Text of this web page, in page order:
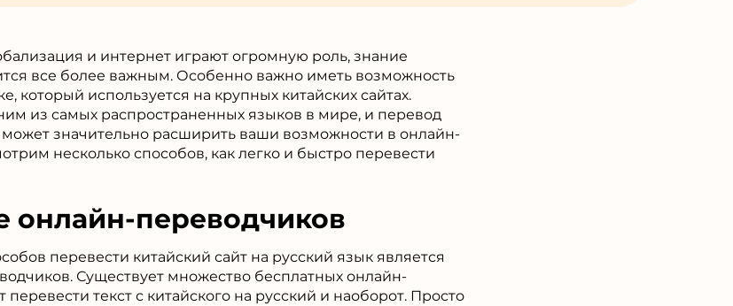
и интернет играют огромную роль, знание
все более важным. Особенно важно иметь возможность
который используется на крупных китайских сайтах.
из самых распространенных языков в мире, и перевод
может значительно расширить ваши возможности в онлайн-
несколько способов, как легко и быстро перевести
онлайн-переводчиков
перевести китайский сайт на русский язык является
Существует множество бесплатных онлайн-
текст с китайского на русский и наоборот. Просто